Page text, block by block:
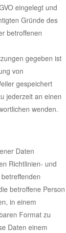
eingelegt und
Gründe des
betroffenen
gegeben ist
von
gespeichert
jederzeit an einen
wenden.
Daten
Richtlinien- und
betroffene Person
in einem
Format zu
Daten einem